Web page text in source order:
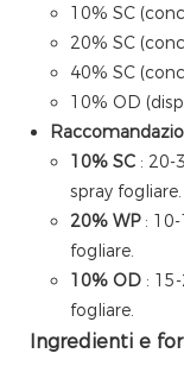
10% SC
20% SC
40% SC
10% OD
10% SC : 20-
spray fogliare.
20% WP :
fogliare.
10% OD :
fogliare.
Ingredienti e